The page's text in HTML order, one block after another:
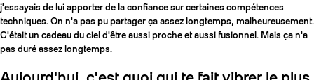
j'essayais de lui apporter de la confiance sur certaines compétences
techniques. On n'a pas pu partager ça assez longtemps, malheureusement.
C'était un cadeau du ciel d'être aussi proche et aussi fusionnel. Mais ça n'a
pas duré assez longtemps.